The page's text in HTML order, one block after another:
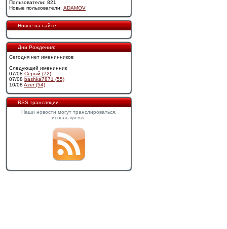
Пользователи: 821
Новые пользователи: ADAMOV
Новое на сайте
Дни Рождения:
Сегодня нет именинников
Следующий именинник
07/08 Cерый (72)
07/08 bashka7871 (55)
10/08 Azer (54)
RSS трансляции
Наши новости могут транслироваться,
используя rss.